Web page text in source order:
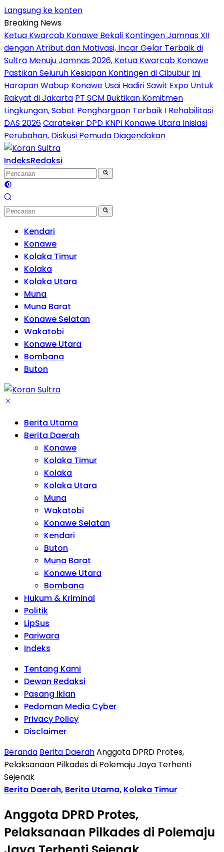
Langsung ke konten
Breaking News
Ketua Kwarcab Konawe Bekali Kontingen Jamnas XII
dengan Atribut dan Motivasi, Incar Gelar Terbaik di
Sultra Menuju Jamnas 2026, Ketua Kwarcab Konawe
Pastikan Seluruh Kesiapan Kontingen di Cibubur Ini
Harapan Wabup Konawe Usai Hadiri Sawit Expo Untuk
Rakyat di Jakarta PT SCM Buktikan Komitmen
Lingkungan, Sabet Penghargaan Terbaik I Rehabilitasi
DAS 2026Carateker DPD KNPI Konawe Utara Inisiasi
Perubahan, Diskusi Pemuda Diagendakan
IndeksRedaksi
Kendari
Konawe
Kolaka Timur
Kolaka
Kolaka Utara
Muna
Muna Barat
Konawe Selatan
Wakatobi
Konawe Utara
Bombana
Buton
Berita Utama
Berita Daerah
Konawe
Kolaka Timur
Kolaka
Kolaka Utara
Muna
Wakatobi
Konawe Selatan
Kendari
Buton
Muna Barat
Konawe Utara
Bombana
Hukum & Kriminal
Politik
LipSus
Pariwara
Indeks
Tentang Kami
Dewan Redaksi
Pasang Iklan
Pedoman Media Cyber
Privacy Policy
Disclaimer
Beranda Berita DaerahAnggota DPRD Protes,
Pelaksanaan Pilkades di Polemaju Jaya Terhenti
Sejenak
Berita Daerah, Berita Utama, Kolaka Timur
Anggota DPRD Protes,
Pelaksanaan Pilkades di Polemaju